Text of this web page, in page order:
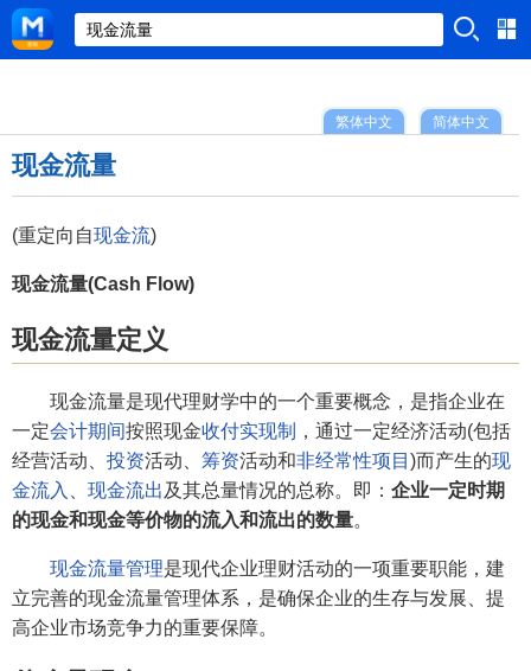
简体中文
繁体中文
现金流量
(重定向自现金流)
现金流量(Cash Flow)
现金流量定义
现金流量是现代理财学中的一个重要概念，是指企业在
一定会计期间按照现金收付实现制
，通过一定经济活动(包括
经营活动、 投资活动、 筹资活动和非经常性项目 )而产生的现
金流入
现金流出 及其总量情况的总称。即： 企业一定时期
的现金和现金等价物的流入和流出的数量。
现金流量管理是现代企业理财活动的一项重要职能，建
立完善的现金流量管理体系，是确保企业的生存与发展、提
高企业市场竞争力的重要保障。